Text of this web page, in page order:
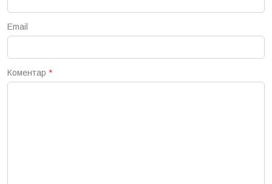
Email
Коментар *